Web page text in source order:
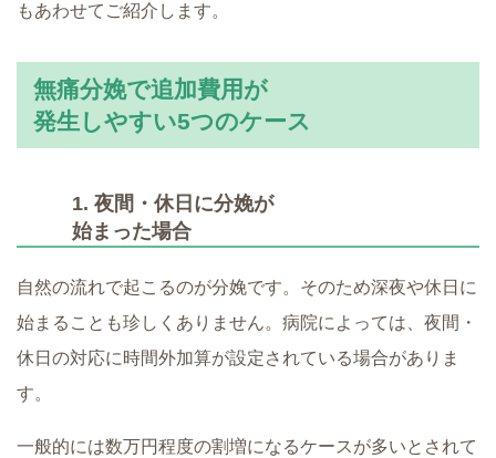
もあわせてご紹介します。
無痛分娩で追加費用が
発生しやすい5つのケース
1. 夜間・休日に分娩が
始まった場合
自然の流れで起こるのが分娩です。そのため深夜や休日に
始まることも珍しくありません。病院によっては、夜間・
休日の対応に時間外加算が設定されている場合がありま
す。
一般的には数万円程度の割増になるケースが多いとされて